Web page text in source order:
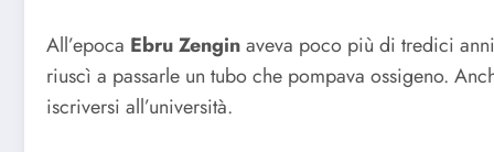
All’epoca Ebru Zenginaveva poco più di tredici
riuscì a passarle un tubo che pompava ossigeno.
iscriversi all’università.